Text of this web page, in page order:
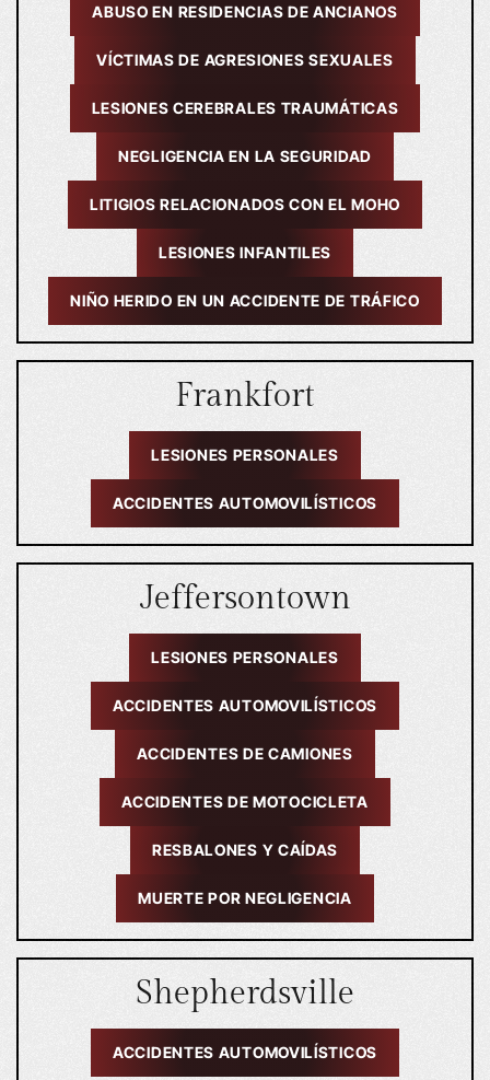
ABUSO EN RESIDENCIAS DE ANCIANOS
VÍCTIMAS DE AGRESIONES SEXUALES
LESIONES CEREBRALES TRAUMÁTICAS
NEGLIGENCIA EN LA SEGURIDAD
LITIGIOS RELACIONADOS CON EL MOHO
LESIONES INFANTILES
NIÑO HERIDO EN UN ACCIDENTE DE TRÁFICO
Frankfort
LESIONES PERSONALES
ACCIDENTES AUTOMOVILÍSTICOS
Jeffersontown
LESIONES PERSONALES
ACCIDENTES AUTOMOVILÍSTICOS
ACCIDENTES DE CAMIONES
ACCIDENTES DE MOTOCICLETA
RESBALONES Y CAÍDAS
MUERTE POR NEGLIGENCIA
Shepherdsville
ACCIDENTES AUTOMOVILÍSTICOS